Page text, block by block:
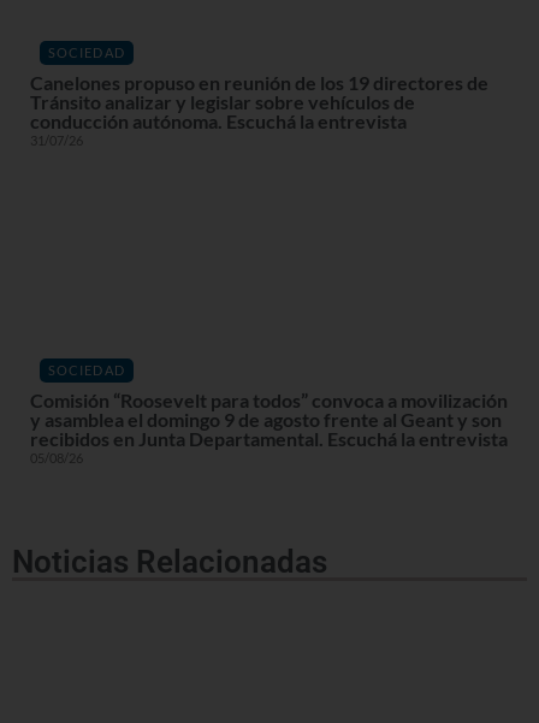
SOCIEDAD
Canelones propuso en reunión de los 19 directores de
Tránsito analizar y legislar sobre vehículos de
conducción autónoma. Escuchá la entrevista
31/07/26
SOCIEDAD
Comisión “Roosevelt para todos” convoca a movilización
y asamblea el domingo 9 de agosto frente al Geant y son
recibidos en Junta Departamental. Escuchá la entrevista
05/08/26
Noticias Relacionadas